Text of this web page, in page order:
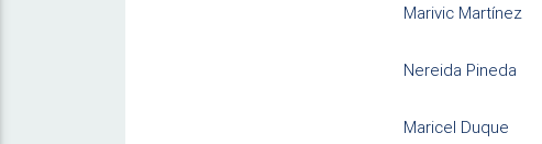
Marivic Martínez
Nereida Pineda
Maricel Duque